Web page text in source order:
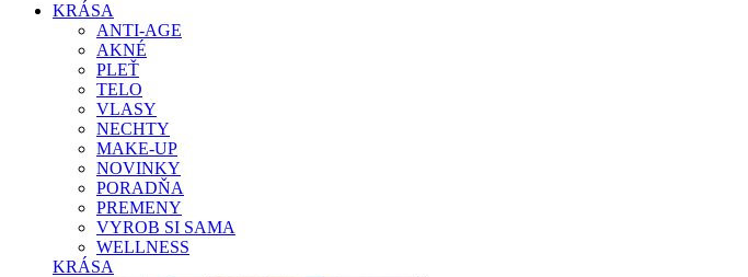
KRÁSA
ANTI-AGE
AKNÉ
PLEŤ
TELO
VLASY
NECHTY
MAKE-UP
NOVINKY
PORADŇA
PREMENY
VYROB SI SAMA
WELLNESS
KRÁSA